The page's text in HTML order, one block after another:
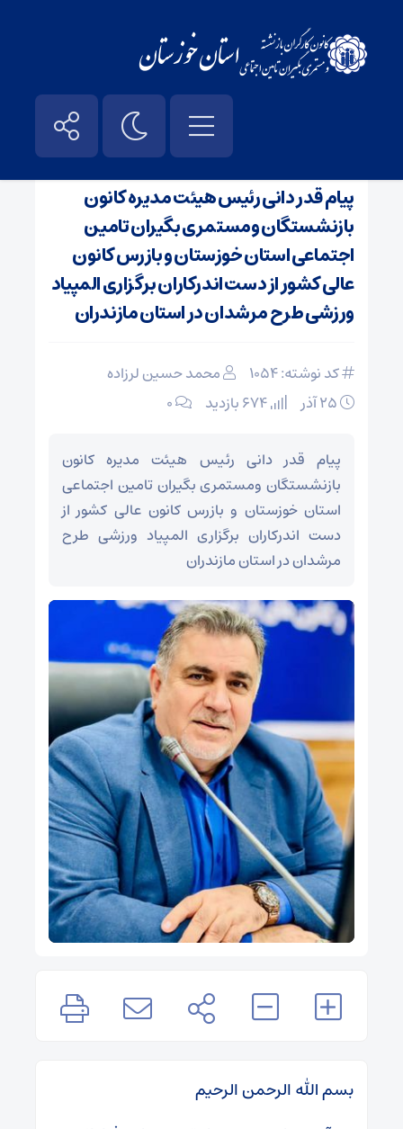
پیام قدر دانی رئیس هیئت مدیره کانون
بازنشستگان ومستمری بگیران تامین
اجتماعی استان خوزستان و بازرس کانون
عالی کشور از دست اندرکاران برگزاری المپیاد
ورزشی طرح مرشدان در استان مازندران
کد نوشته: 1054
محمد حسین لرزاده
۰
پیام قدر دانی رئیس هیئت مدیره کانون
بازنشستگان ومستمری بگیران تامین اجتماعی
استان خوزستان و بازرس کانون عالی کشور از
دست اندرکاران برگزاری المپیاد ورزشی طرح
مرشدان در استان مازندران
بسم الله الرحمن الرحیم